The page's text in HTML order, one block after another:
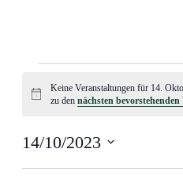
für
Oktober
Hinweis
Keine Veranstaltungen für 14.
zu dennächsten
14/10/2023